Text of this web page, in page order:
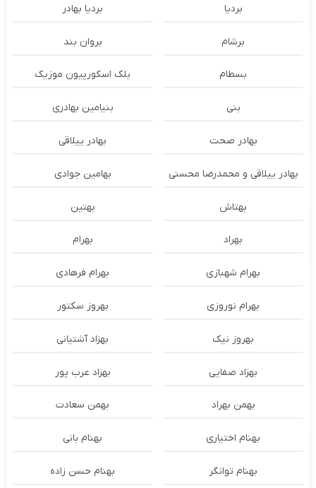
بردیا بردیا بهادر
برشام بروان بند
بسطام بلک اسکورپیون موزیک
بنی بنیامین بهادری
بهادر صحت بهادر ییلاقی
بهادر ییلاقی و محمدرضا محسنی بهامین جوادی
بهتاش بهتین
بهراد بهرام
بهرام شهبازی بهرام فرهادی
بهرام نوروزی بهروز سکتور
بهروز نیک بهزاد آشتیانی
بهزاد صفایی بهزاد عرب پور
بهمن بهراد بهمن سعادت
بهنام اختیاری بهنام بانی
بهنام توانگر بهنام حسن زاده